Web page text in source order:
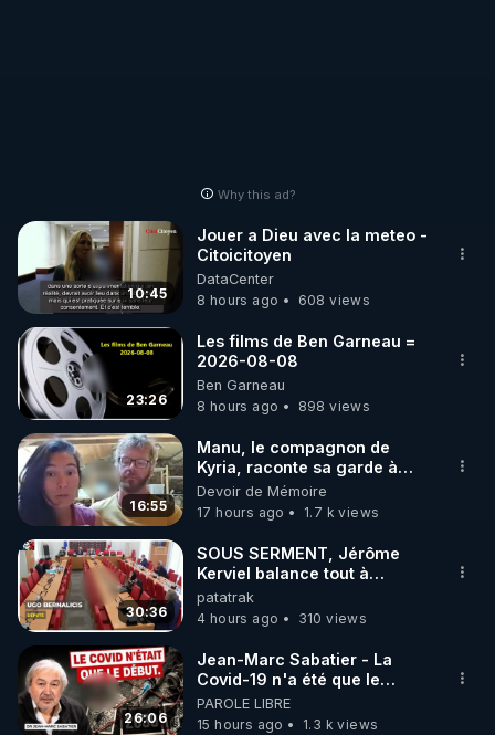
🌱 INSTAGRAM
https://www.instagram.com/rdlr_thierrycasasnovas/
http://rgnr.li/instagram
🌱 LA NEWSLETTER
Pour ne pas rater l’actualité RGNR (stages,
http://rgnr.li/news
🌱 VIDÉOS NON CENSURÉES SUR ODYSEE
Toutes les vidéos Youtube sont aussi sur la
http://rgnr.li/odysee
🌱 LES STAGES EN PRÉSENTIEL
http://rgnr.li/stages
Why this ad?
10:45
Jouer a Dieu avec la meteo -
Citoicitoyen
DataCenter
8 hours ago
608 views
23:26
Les films de Ben Garneau =
2026-08-08
Ben Garneau
8 hours ago
898 views
16:55
Manu, le compagnon de
Kyria, raconte sa garde à
vue musclée. PARTAGEZ!
Devoir de Mémoire
17 hours ago
1.7 k views
30:36
SOUS SERMENT, Jérôme
Kerviel balance tout à
l'Assemblée !
patatrak
4 hours ago
310 views
26:06
Jean-Marc Sabatier - La
Covid-19 n'a été que le
début - L'ARNm & l'ARNm-aa
jusqu où auront-t-il ?
PAROLE LIBRE
15 hours ago
1.3 k views